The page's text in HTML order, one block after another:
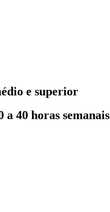
e superior
a 40 horas semanais